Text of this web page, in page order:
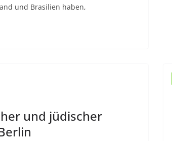
und Brasilien haben,
und jüdischer